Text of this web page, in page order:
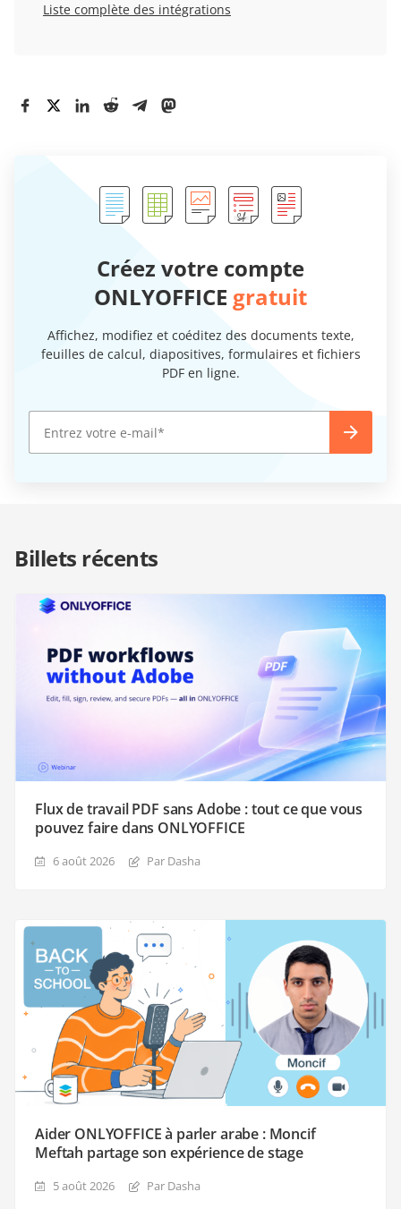
Liste complète des intégrations
Créez votre compte
ONLYOFFICE gratuit
Affichez, modifiez et coéditez des documents texte,
feuilles de calcul, diapositives, formulaires et fichiers
PDF en ligne.
Billets récents
Flux de travail PDF sans Adobe : tout ce que vous
pouvez faire dans ONLYOFFICE
6 août 2026 Par Dasha
Aider ONLYOFFICE à parler arabe : Moncif
Meftah partage son expérience de stage
5 août 2026 Par Dasha